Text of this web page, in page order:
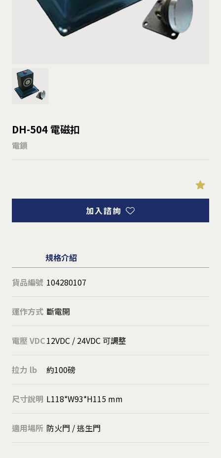
DH-504 電磁扣
電鎖
加入諮詢
規格介紹
貨品編號 104280107
運作方式 斷電開
電壓 VDC12VDC / 24VDC 可調整
拉力 lb 約100磅
尺寸說明 L118*W93*H115 mm
適用場所 防火門 / 逃生門